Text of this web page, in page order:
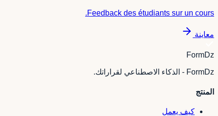
Feedback des étudiants sur un cours.
معاينة
FormDz
FormDz - الذكاء الاصطناعي لقراراتك.
المنتج
كيف يعمل